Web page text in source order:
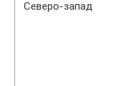
Северо-запад